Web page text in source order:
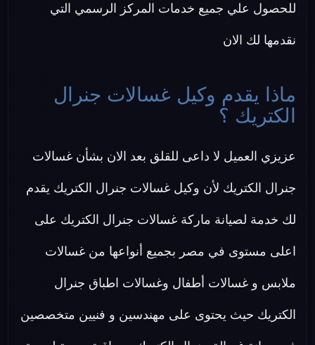
للحصول علي جميع خدمات المركز الرسمي التي
نقدمها لك الان
ماذا يقدم وكيل غسالات جنرال
الكتريك ؟
عزيزي العميل لا داعى للقلق بعد الان بشأن غسالات
جنرال الكتريك لأن وكيل غسالات جنرال الكتريك يقدم
لك خدمة لصيانة ماركة غسالات جنرال الكتريك على
اعلى مستوى في مصر بجميع أنواعها من غسالات
ملابس و غسالات أطفال وغسالات اطباق جنرال
الكتريك حيث يحتوى على مهندسين و فنيين متخصصين